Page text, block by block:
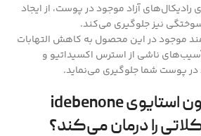
آزاد موجود در پوست، از ایجاد
نیز جلوگیری می‌کند.
موجود در این محصول به کاهش التهابات
ناشی از استرس اکسیداتیو و
در پوست شما جلوگیری می‌نماید.
کوکتل ایدبینون استایوی idebenone